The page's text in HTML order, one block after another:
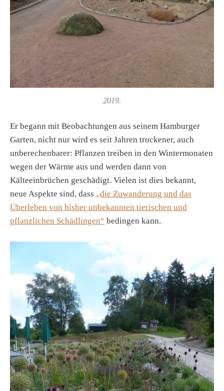
2019.
Er begann mit Beobachtungen aus seinem Hamburger
Garten, nicht nur wird es seit Jahren trockener, auch
unberechenbarer: Pflanzen treiben in den Wintermonaten
wegen der Wärme aus und werden dann von
Kälteeinbrüchen geschädigt. Vielen ist dies bekannt,
neue Aspekte sind, dass „die Zuwanderung und das
Überleben von bisher unbekannten tierischen und
pflanzlichen Schädlingen“ bedingen kann.